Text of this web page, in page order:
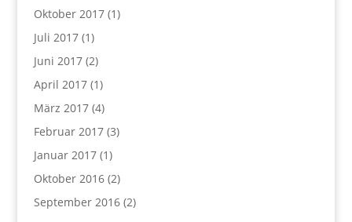
Oktober 2017(1)
Juli 2017(1)
Juni 2017(2)
April 2017(1)
März 2017(4)
Februar 2017(3)
Januar 2017(1)
Oktober 2016(2)
September 2016(2)